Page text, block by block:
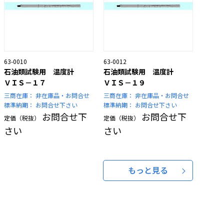
63-0010
石油類試験用 温度計
ＶＩＳ－１７
三商在庫： 非在庫品・お問合せ
標準納期： お問合せ下さい
定価（税抜）
お問合せ下
さい
63-0012
石油類試験用 温度計
ＶＩＳ－１９
三商在庫： 非在庫品・お問合せ
標準納期： お問合せ下さい
定価（税抜）
お問合せ下
さい
もっと見る